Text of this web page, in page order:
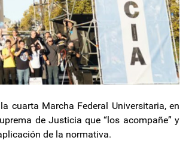
cuarta Marcha Federal Universitaria, en
de Justicia que “los acompañe” y
de la normativa.